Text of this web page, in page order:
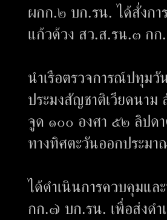
ผกก.๒ บก.รน. ได้สั่งก
แก้วด้วง สว.ส.รน.๓ ก
นำเรือตรวจการณ์ปทุมวั
ประมงสัญชาติเวียดนา
จูด ๑๐๐ องศา ๕๒ ลิปดา
ทางทิศตะวันออกประม
ได้ดำเนินการควบคุมแล
กก.๗ บก.รน. เพื่อส่งดำ